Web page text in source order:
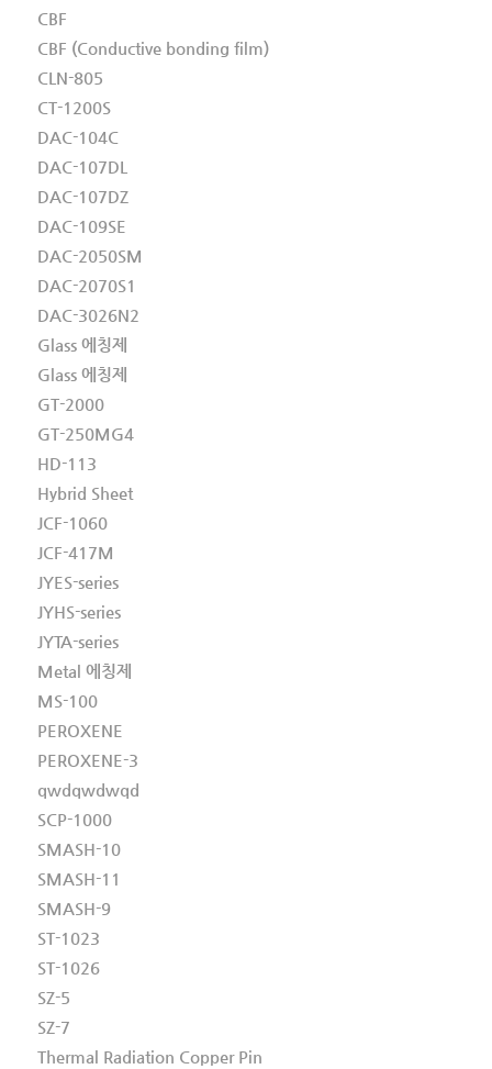
CBF
CBF (Conductive bonding film)
CLN-805
CT-1200S
DAC-104C
DAC-107DL
DAC-107DZ
DAC-109SE
DAC-2050SM
DAC-2070S1
DAC-3026N2
Glass 에칭제
Glass 에칭제
GT-2000
GT-250MG4
HD-113
Hybrid Sheet
JCF-1060
JCF-417M
JYES-series
JYHS-series
JYTA-series
Metal 에칭제
MS-100
PEROXENE
PEROXENE-3
qwdqwdwqd
SCP-1000
SMASH-10
SMASH-11
SMASH-9
ST-1023
ST-1026
SZ-5
SZ-7
Thermal Radiation Copper Pin